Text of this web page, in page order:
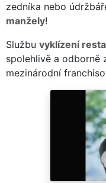
zedníka nebo
manžely!
Službu vyklízení
spolehlivě a odborně
mezinárodní